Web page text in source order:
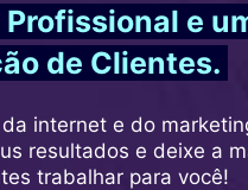
e
de Clientes.
internet e do
resultados e deixe a
trabalhar para você!